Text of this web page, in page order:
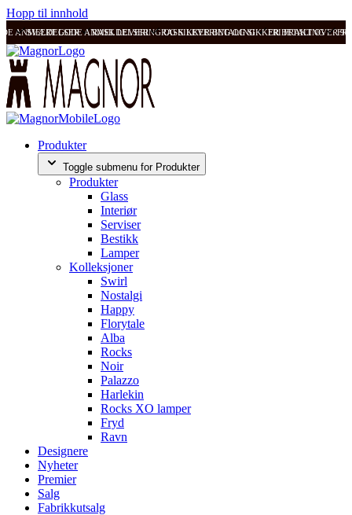
Hopp til innhold
ANMELDELSER RASK LEVERING OG SIKKER BETALING FRI FRAKT OVER
SVÆRT GODE ANMELDELSER RASK LEVERING OG SIKKER BETALING
Produkter
Toggle submenu for Produkter
Produkter
Glass
Interiør
Serviser
Bestikk
Lamper
Kolleksjoner
Swirl
Nostalgi
Happy
Florytale
Alba
Rocks
Noir
Palazzo
Harlekin
Rocks XO lamper
Fryd
Ravn
Designere
Nyheter
Premier
Salg
Fabrikkutsalg